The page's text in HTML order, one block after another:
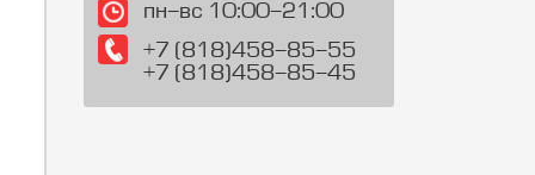
пн-вс 10:00-21:00
+7 (818)458-85-55
+7 (818)458-85-45